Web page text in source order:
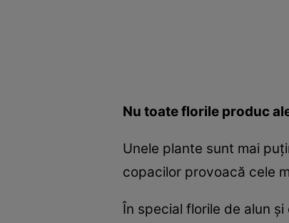
Nu toate florile produc
Unele plante sunt mai
copacilor provoacă cele
În special florile de alun